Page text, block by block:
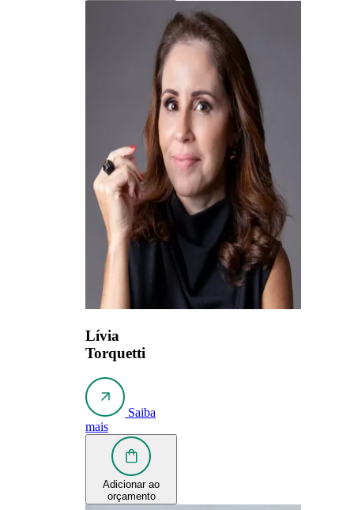
Lívia
Torquetti
Saiba
mais
Adicionar ao
orçamento